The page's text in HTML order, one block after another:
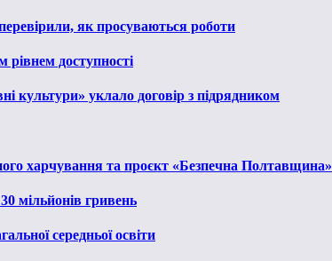
як просуваються роботи
доступності
культури» уклало договір з підрядником
харчування та проєкт «Безпечна Полтавщина»
мільйонів гривень
середньої освіти